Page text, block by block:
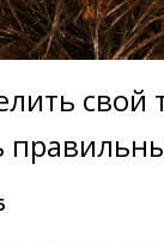
свой